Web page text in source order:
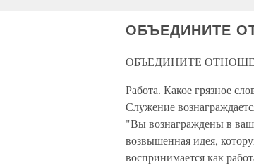
ОБЪЕДИНИТЕ
ОБЪЕДИНИТЕ
Работа. Какое грязное
Служение
"Вы вознаграждены в
возвышенная идея,
воспринимается как